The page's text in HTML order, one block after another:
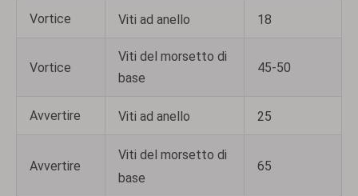
Vortice Viti ad anello 18
Vortice
Viti del morsetto di
base
45-50
Avvertire Viti ad anello 25
Avvertire
Viti del morsetto di
base
65